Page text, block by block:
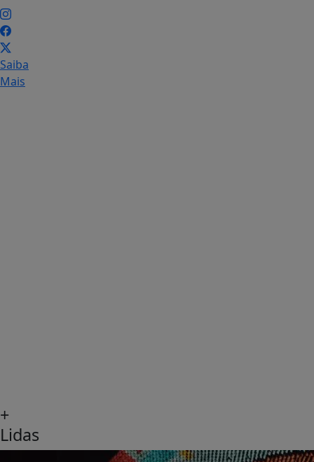
Saiba
Mais
+
Lidas